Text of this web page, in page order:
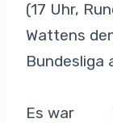
(17 Uhr,
Wattens
Bundesliga
Es war